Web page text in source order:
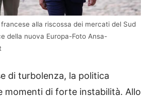
alla riscossa dei mercati del Sud
della nuova Europa-Foto Ansa-
di turbolenza, la politica
momenti di forte instabilità. Allo